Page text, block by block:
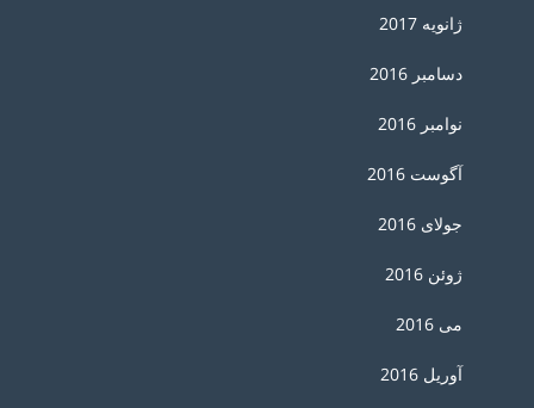
ژانویه 2017
دسامبر 2016
نوامبر 2016
آگوست 2016
جولای 2016
ژوئن 2016
می 2016
آوریل 2016